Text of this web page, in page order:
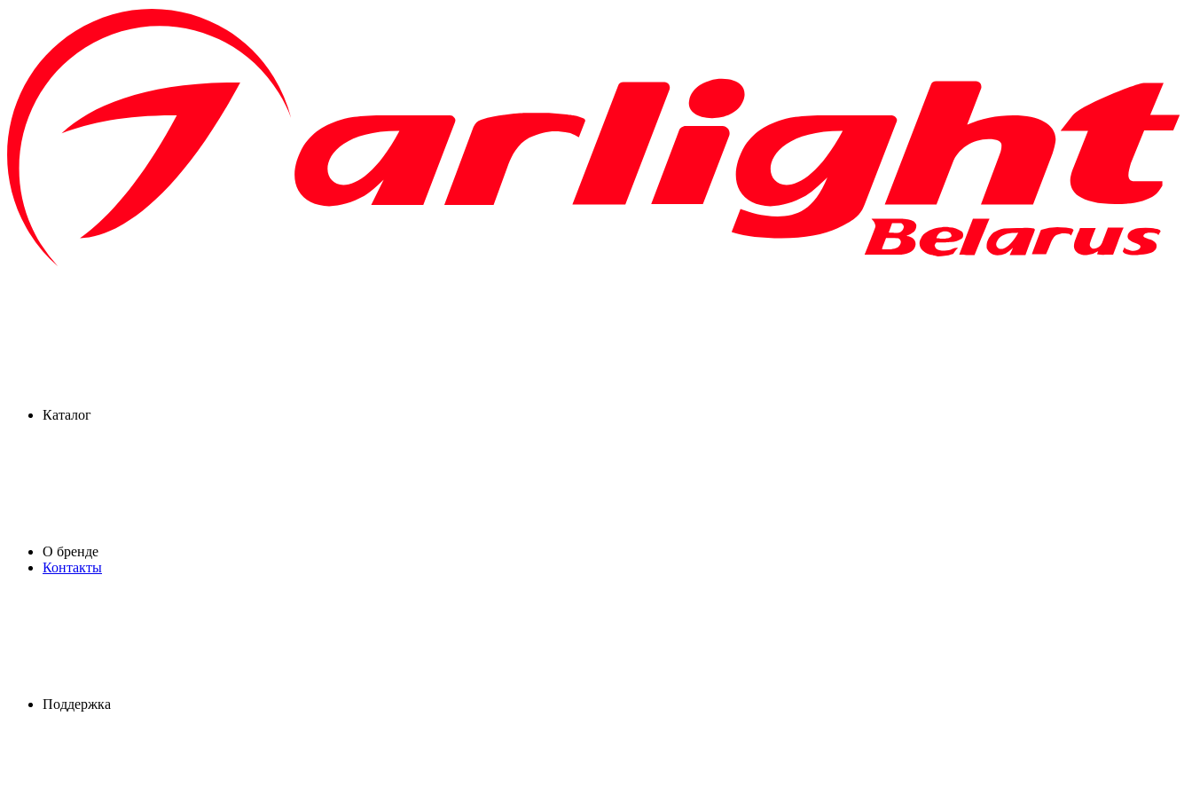
Каталог
О бренде
Контакты
Поддержка